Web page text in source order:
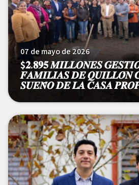
07 de mayo de 2026
$𝟐.𝟖𝟗𝟓 𝑴𝑰𝑳𝑳𝑶𝑵𝑬𝑺
𝑭𝑨𝑴𝑰𝑳𝑰𝑨𝑺 𝑫𝑬 𝑸𝑼𝑰𝑳𝑳𝑶́𝑵
𝑺𝑼𝑬𝑵̃𝑶 𝑫𝑬 𝑳𝑨 𝑪𝑨𝑺𝑨